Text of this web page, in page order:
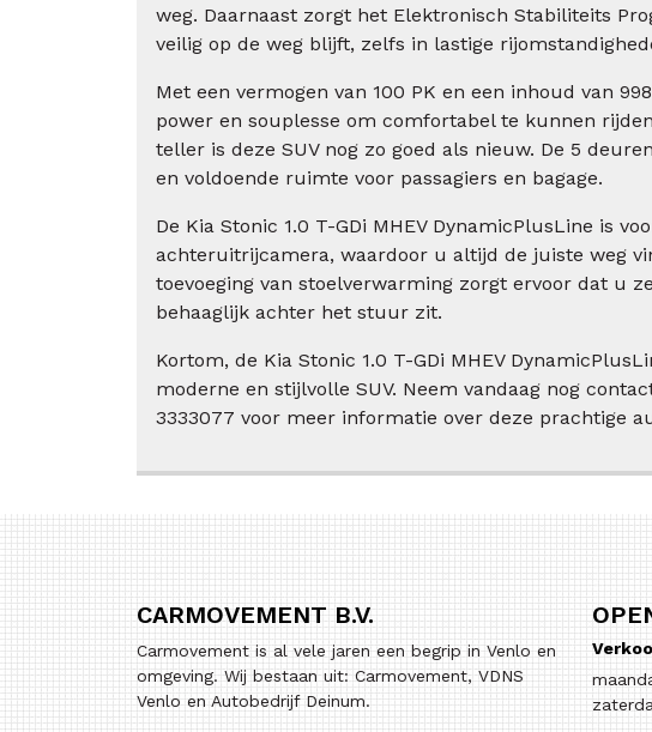
weg. Daarnaast zorgt het Elektronisch Stabiliteits
veilig op de weg blijft, zelfs in lastige
Met een vermogen van 100 PK en een inhoud van
power en souplesse om comfortabel te kunnen
teller is deze SUV nog zo goed als nieuw. De 5
en voldoende ruimte voor passagiers en bagage.
De Kia Stonic 1.0 T-GDi MHEV DynamicPlusLine is
achteruitrijcamera, waardoor u altijd de juiste weg
toevoeging van stoelverwarming zorgt ervoor dat u
behaaglijk achter het stuur zit.
Kortom, de Kia Stonic 1.0 T-GDi MHEV
moderne en stijlvolle SUV. Neem vandaag nog
3333077 voor meer informatie over deze prachtige
CARMOVEMENT B.V.
Carmovement is al vele jaren een begrip in Venlo en
omgeving. Wij bestaan uit: Carmovement, VDNS
Venlo en Autobedrijf Deinum.